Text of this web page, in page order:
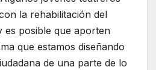
la rehabilitación del
es posible que aporten
que estamos diseñando
de una parte de lo